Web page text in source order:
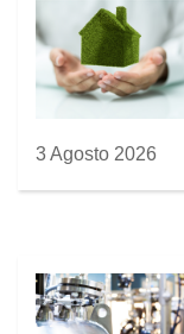
3 Agosto 2026